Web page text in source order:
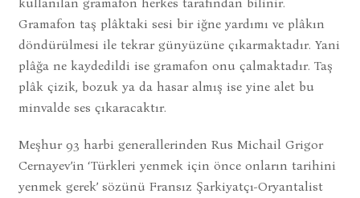
Gramafon taş plâktaki sesi bir iğne yardımı ve plâkın
döndürülmesi ile tekrar günyüzüne çıkarmaktadır. Yani
plâğa ne kaydedildi ise gramafon onu çalmaktadır. Taş
plâk çizik, bozuk ya da hasar almış ise yine alet bu
minvalde ses çıkaracaktır.
Meşhur 93 harbi generallerinden Rus Michail Grigor
Cernayev’in ‘Türkleri yenmek için önce onların tarihini
yenmek gerek’ sözünü Fransız Şarkiyatçı-Oryantalist